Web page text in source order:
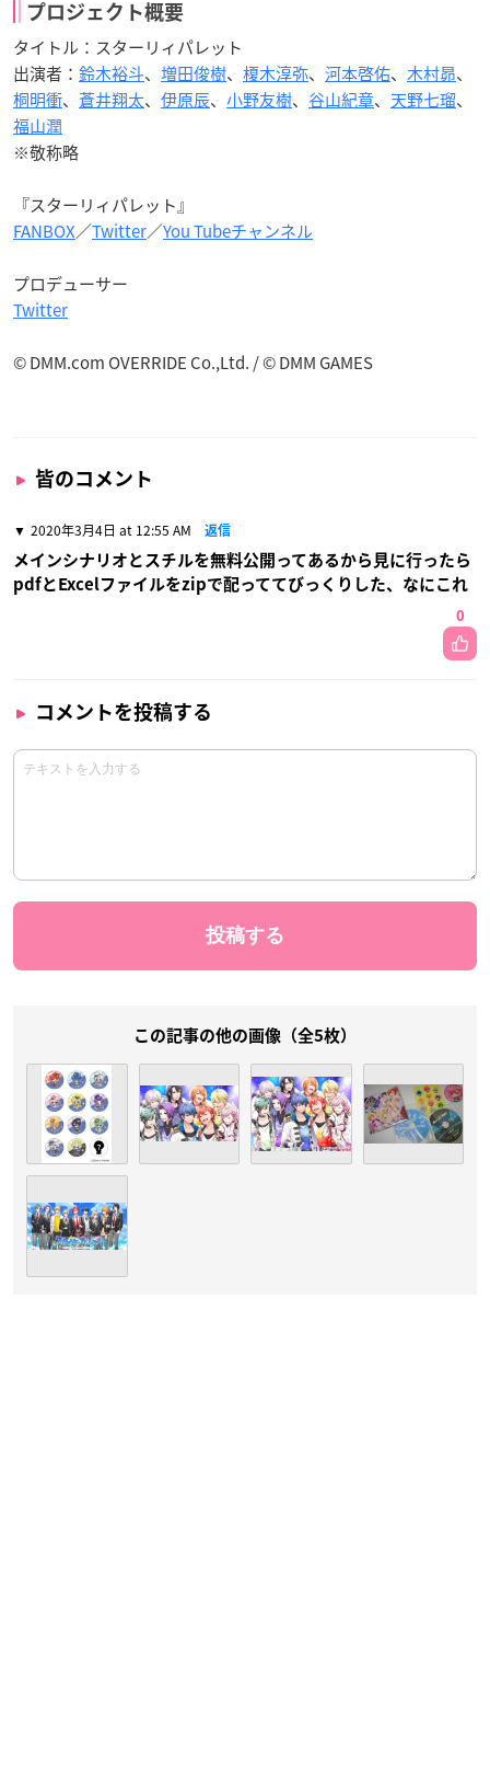
プロジェクト概要
タイトル：スターリィパレット
出演者： 鈴木裕斗、 増田俊樹、 榎木淳弥、 河本啓佑、 木村昴、
桐明衝、 蒼井翔太、 伊原辰、 小野友樹、 谷山紀章、 天野七瑠、
福山潤
※敬称略
『スターリィパレット』
FANBOX／Twitter／You Tubeチャンネル
プロデューサー
Twitter
© DMM.com OVERRIDE Co.,Ltd. / © DMM GAMES
皆のコメント
2020年3月4日 at 12:55 AM 返信
メインシナリオとスチルを無料公開ってあるから見に行ったら
pdfとExcelファイルをzipで配っててびっくりした、なにこれ
0
コメントを投稿する
この記事の他の画像（全5枚）